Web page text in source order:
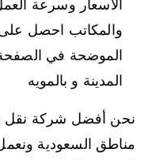
الاسعار وسرعة
والمكاتب احصل على
الموضحة في
المدينة و بالمويه
نحن أفضل شركة نقل
مناطق السعودية